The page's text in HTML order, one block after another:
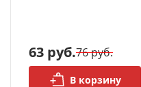
63 руб.76 руб.
В корзину